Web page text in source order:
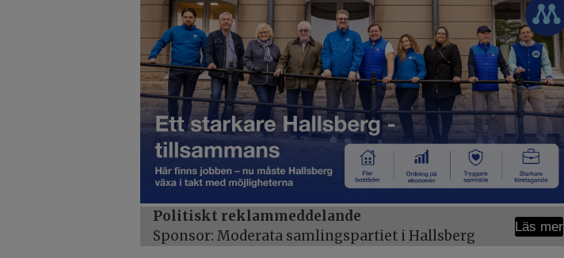
Politiskt reklammeddelande
Sponsor: Moderata samlingspartiet i Hallsberg
Läs mer